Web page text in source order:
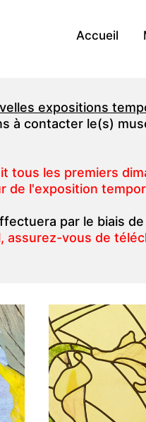
Accueil
expositions
à contacter le(s)
tous les premiers
de l'exposition
par le biais
assurez-vous de